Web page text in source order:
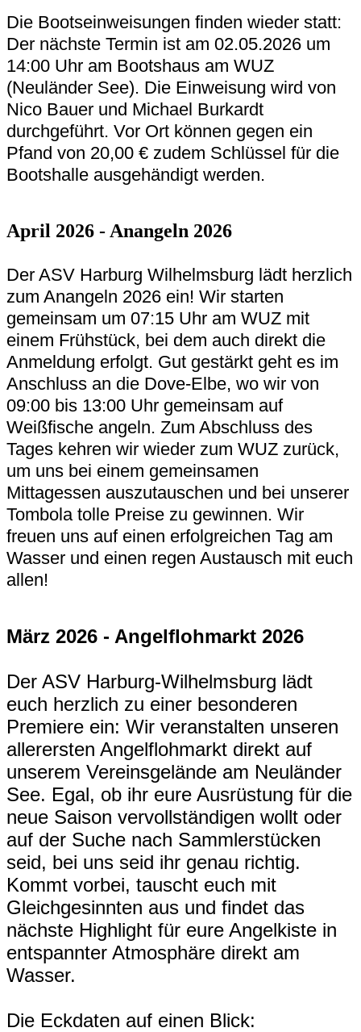
Die Bootseinweisungen finden wieder statt:
Der nächste Termin ist am 02.05.2026 um
14:00 Uhr am Bootshaus am WUZ
(Neuländer See). Die Einweisung wird von
Nico Bauer und Michael Burkardt
durchgeführt. Vor Ort können gegen ein
Pfand von 20,00 € zudem Schlüssel für die
Bootshalle ausgehändigt werden.
April 2026 - Anangeln 2026
Der ASV Harburg Wilhelmsburg lädt herzlich
zum Anangeln 2026 ein! Wir starten
gemeinsam um 07:15 Uhr am WUZ mit
einem Frühstück, bei dem auch direkt die
Anmeldung erfolgt. Gut gestärkt geht es im
Anschluss an die Dove-Elbe, wo wir von
09:00 bis 13:00 Uhr gemeinsam auf
Weißfische angeln. Zum Abschluss des
Tages kehren wir wieder zum WUZ zurück,
um uns bei einem gemeinsamen
Mittagessen auszutauschen und bei unserer
Tombola tolle Preise zu gewinnen. Wir
freuen uns auf einen erfolgreichen Tag am
Wasser und einen regen Austausch mit euch
allen!
März 2026 - Angelflohmarkt 2026
Der ASV Harburg-Wilhelmsburg lädt
euch herzlich zu einer besonderen
Premiere ein: Wir veranstalten unseren
allerersten Angelflohmarkt direkt auf
unserem Vereinsgelände am Neuländer
See. Egal, ob ihr eure Ausrüstung für die
neue Saison vervollständigen wollt oder
auf der Suche nach Sammlerstücken
seid, bei uns seid ihr genau richtig.
Kommt vorbei, tauscht euch mit
Gleichgesinnten aus und findet das
nächste Highlight für eure Angelkiste in
entspannter Atmosphäre direkt am
Wasser.
Die Eckdaten auf einen Blick: